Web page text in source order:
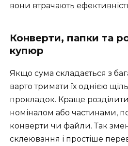
вони втрачають
Конверти, папки та
купюр
Якщо сума складається з
варто тримати їх однією
прокладок. Краще
номіналом або частинами,
конверти чи файли. Так
склеювання і простіше